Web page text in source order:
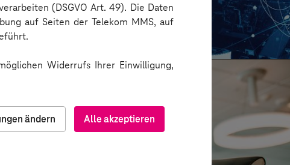
(DSGVO Art. 49). Die Daten
auf Seiten der Telekom MMS, auf
Widerrufs Ihrer Einwilligung,
Alle akzeptieren
ändern
von Katalogdaten dank RPA